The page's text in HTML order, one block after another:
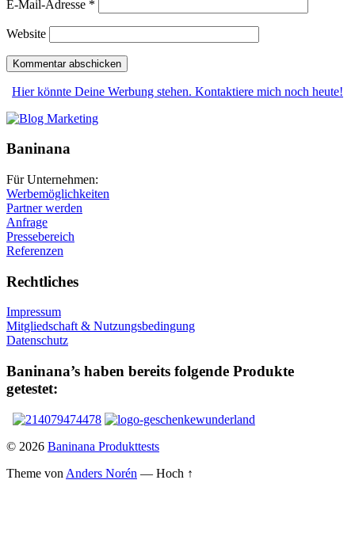
E-Mail-Adresse *
Website
Hier könnte Deine Werbung stehen. Kontaktiere mich noch heute!
Baninana
Für Unternehmen:
Werbemöglichkeiten
Partner werden
Anfrage
Pressebereich
Referenzen
Rechtliches
Impressum
Mitgliedschaft & Nutzungsbedingung
Datenschutz
Baninana’s haben bereits folgende Produkte
getestet:
© 2026 Baninana Produkttests
Theme von Anders Norén — Hoch ↑